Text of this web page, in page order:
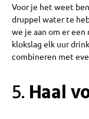
Voor je het weet
druppel water te
we je aan om er
klokslag elk uur
combineren met
5.Haal